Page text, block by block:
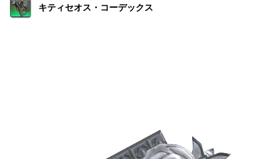
キティセオス・コーデックス